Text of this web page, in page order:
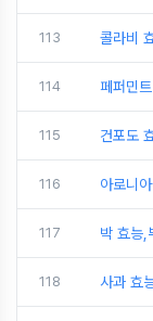
113 콜라비
114 페퍼민
115 건포도
116 아로니
117 박 효능,
118 사과 효